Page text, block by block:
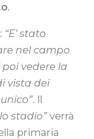
.
“E’ stato
nel campo
poi vedere la
vista dei
. Il
stadio”verrà
primaria